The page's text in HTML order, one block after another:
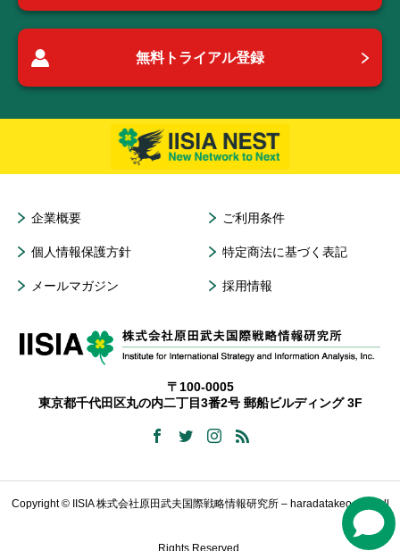
無料トライアル登録
企業概要 ご利用条件
個人情報保護方針 特定商法に基づく表記
メールマガジン 採用情報
〒100-0005
東京都千代田区丸の内二丁目3番2号 郵船ビルディング 3F
Copyright © IISIA 株式会社原田武夫国際戦略情報研究所 – haradatakeo.com All
Rights Reserved.